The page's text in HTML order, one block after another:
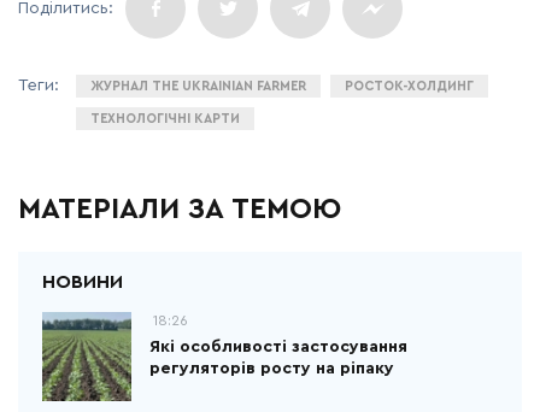
ЖУРНАЛ THE UKRAINIAN FARMER РОСТОК-ХОЛДИНГ
ТЕХНОЛОГІЧНІ КАРТИ
МАТЕРІАЛИ ЗА ТЕМОЮ
18:26
Які особливості застосування
регуляторів росту на ріпаку